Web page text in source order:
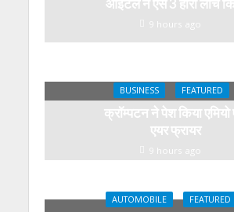
9 hours ago
BUSINESS FEATURED
क्रॉम्पटन ने पेश किया
एयर फ्रायर
9 hours ago
AUTOMOBILE FEATURED